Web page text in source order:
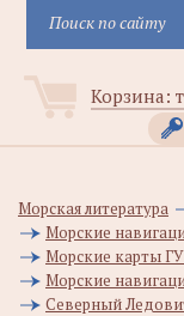
Корзина:
Морская литература
Морские
Морские карты
Морские
Северный